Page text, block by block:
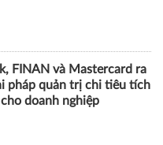
FINAN và Mastercard ra
pháp quản trị chi tiêu tích
doanh nghiệp